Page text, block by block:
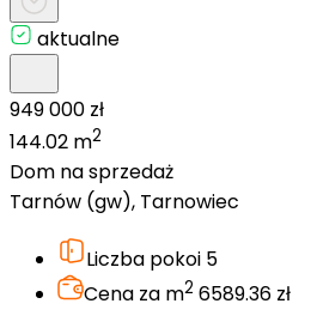
aktualne
949 000 zł
144.02 m2
Dom na sprzedaż
Tarnów (gw), Tarnowiec
Liczba pokoi 5
Cena za m2 6589.36 zł